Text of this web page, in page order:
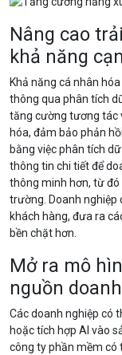
Nâng cao
khả năng
Khả năng cá nhân
thông qua phân tích
tăng cường tương tác
hóa, đảm bảo phản
bằng việc phân tích
thông tin chi tiết để
thông minh hơn, từ
trường. Doanh nghiệp
khách hàng, đưa ra
bền chặt hơn.
Mở ra mô
nguồn
Các doanh nghiệp có
hoặc tích hợp AI vào
công ty phần mềm có